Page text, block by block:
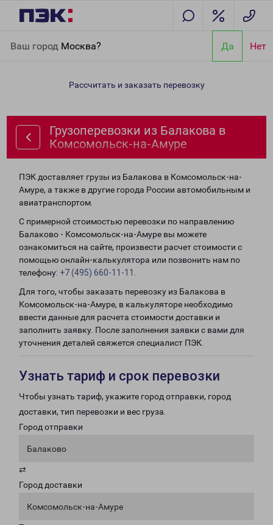
Ваш город Москва? Да Нет
Комсомольск-на-Амуре
Рассчитать и заказать перевозку
Грузоперевозки из Балакова в
Комсомольск-на-Амуре
ПЭК доставляет грузы из Балакова в Комсомольск-на-
Амуре, а также в другие города России автомобильным и
авиатранспортом.
С примерной стоимостью перевозки по направлению
Балаково - Комсомольск-на-Амуре вы можете
ознакомиться на сайте, произвести расчет стоимости с
помощью онлайн-калькулятора или позвонить нам по
телефону: +7 (495) 660-11-11
Для того, чтобы заказать перевозку из Балакова в
Комсомольск-на-Амуре, в калькуляторе необходимо
ввести данные для расчета стоимости доставки и
заполнить заявку. После заполнения заявки с вами для
уточнения деталей свяжется специалист ПЭК.
Узнать тариф и срок перевозки
Чтобы узнать тариф, укажите город отправки, город
доставки, тип перевозки и вес груза.
Город отправки
Балаково
⇄
Город доставки
Комсомольск-на-Амуре